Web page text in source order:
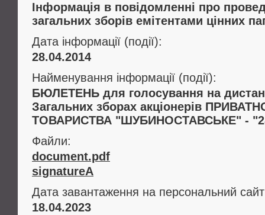
Інформація в повідомленні про
загальних зборів емітентами цінних
Дата інформації (події):
28.04.2014
Найменування інформації (події):
БЮЛЕТЕНЬ для голосування на
Загальних зборах акціонерів
ТОВАРИСТВА "ШУБИНОСТАВСЬКЕ" -
Файли:
document.pdf
signatureA
Дата завантаження на персональний
18.04.2023